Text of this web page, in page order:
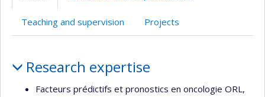
Teaching and supervision Projects
Research expertise
Facteurs prédictifs et pronostics en oncologie ORL,